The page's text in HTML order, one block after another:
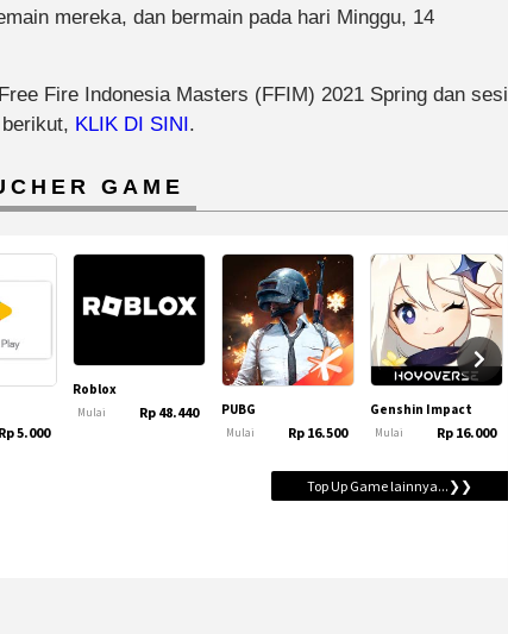
mereka, dan bermain pada hari Minggu, 14
Fire Indonesia Masters (FFIM) 2021 Spring dan sesi
KLIK DI SINI.
GAME